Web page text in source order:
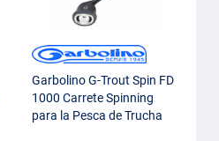
Garbolino G-Trout Spin FD
1000 Carrete Spinning
para la Pesca de Trucha